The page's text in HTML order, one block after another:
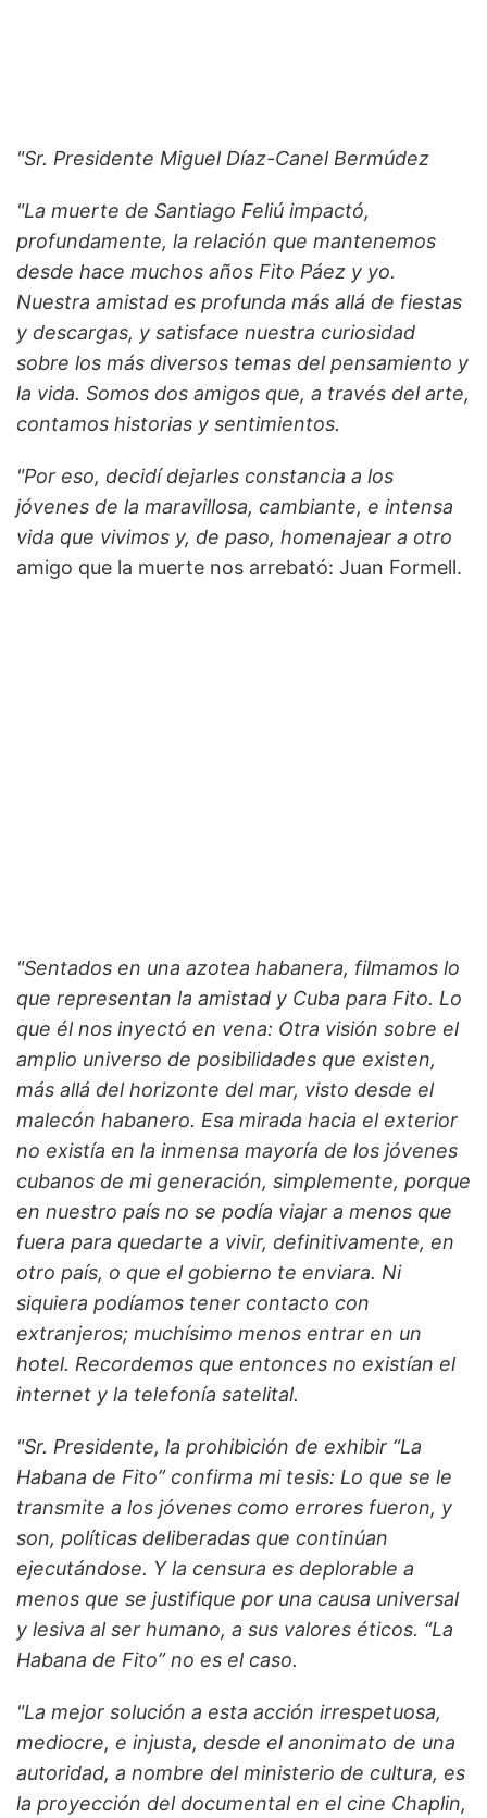
"Sr. Presidente Miguel Díaz-Canel Bermúdez
"La muerte de Santiago Feliú impactó,
profundamente, la relación que mantenemos
desde hace muchos años Fito Páez y yo.
Nuestra amistad es profunda más allá de fiestas
y descargas, y satisface nuestra curiosidad
sobre los más diversos temas del pensamiento y
la vida. Somos dos amigos que, a través del arte,
contamos historias y sentimientos.
"Por eso, decidí dejarles constancia a los
jóvenes de la maravillosa, cambiante, e intensa
vida que vivimos y, de paso, homenajear a otro
amigo que la muerte nos arrebató: Juan Formell.
"Sentados en una azotea habanera, filmamos lo
que representan la amistad y Cuba para Fito. Lo
que él nos inyectó en vena: Otra visión sobre el
amplio universo de posibilidades que existen,
más allá del horizonte del mar, visto desde el
malecón habanero. Esa mirada hacia el exterior
no existía en la inmensa mayoría de los jóvenes
cubanos de mi generación, simplemente, porque
en nuestro país no se podía viajar a menos que
fuera para quedarte a vivir, definitivamente, en
otro país, o que el gobierno te enviara. Ni
siquiera podíamos tener contacto con
extranjeros; muchísimo menos entrar en un
hotel. Recordemos que entonces no existían el
internet y la telefonía satelital.
"Sr. Presidente, la prohibición de exhibir “La
Habana de Fito” confirma mi tesis: Lo que se le
transmite a los jóvenes como errores fueron, y
son, políticas deliberadas que continúan
ejecutándose. Y la censura es deplorable a
menos que se justifique por una causa universal
y lesiva al ser humano, a sus valores éticos. “La
Habana de Fito” no es el caso.
"La mejor solución a esta acción irrespetuosa,
mediocre, e injusta, desde el anonimato de una
autoridad, a nombre del ministerio de cultura, es
la proyección del documental en el cine Chaplin,